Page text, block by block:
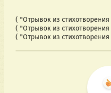
( "Отрывок из
( "Отрывок из
( "Отрывок из